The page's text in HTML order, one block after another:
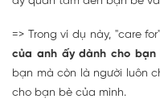
=> Trong ví dụ này, "care
của anh ấy dành cho bạn
bạn mà còn là người luôn
cho bạn bè của mình.